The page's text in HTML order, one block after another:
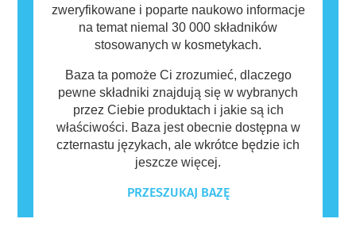
zweryfikowane i poparte naukowo informacje
na temat niemal 30 000 składników
stosowanych w kosmetykach.
Baza ta pomoże Ci zrozumieć, dlaczego
pewne składniki znajdują się w wybranych
przez Ciebie produktach i jakie są ich
właściwości. Baza jest obecnie dostępna w
czternastu językach, ale wkrótce będzie ich
jeszcze więcej.
PRZESZUKAJ BAZĘ